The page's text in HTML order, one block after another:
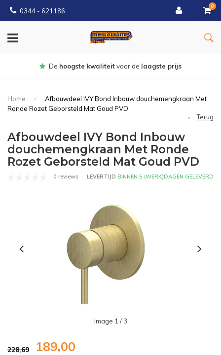
0344 - 621186
0
De hoogste kwaliteitvoor de laagste prijs
Home
Afbouwdeel IVY Bond Inbouw douchemengkraan Met
Ronde Rozet Geborsteld Mat Goud PVD
Terug
Afbouwdeel IVY Bond Inbouw
douchemengkraan Met Ronde
Rozet Geborsteld Mat Goud PVD
0 reviews LEVERTIJD BINNEN 5 (WERK)DAGEN GELEVERD
Image 1 / 3
228,69 189,00